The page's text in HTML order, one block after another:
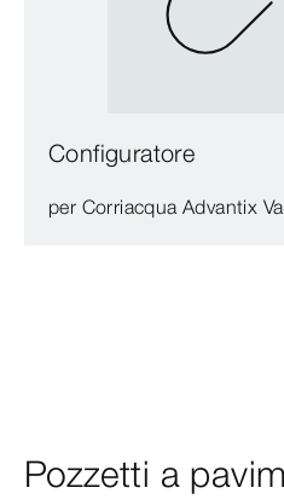
Configuratore
per Corriacqua Advantix
Pozzetti a